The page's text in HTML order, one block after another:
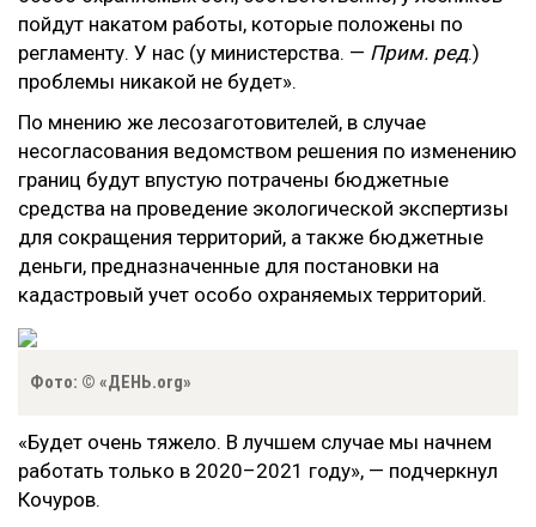
пойдут накатом работы, которые положены по
регламенту. У нас (у министерства. — Прим. ред.)
проблемы никакой не будет».
По мнению же лесозаготовителей, в случае
несогласования ведомством решения по изменению
границ будут впустую потрачены бюджетные
средства на проведение экологической экспертизы
для сокращения территорий, а также бюджетные
деньги, предназначенные для постановки на
кадастровый учет особо охраняемых территорий.
Фото: © «ДЕНЬ.org»
«Будет очень тяжело. В лучшем случае мы начнем
работать только в 2020–2021 году», — подчеркнул
Кочуров.